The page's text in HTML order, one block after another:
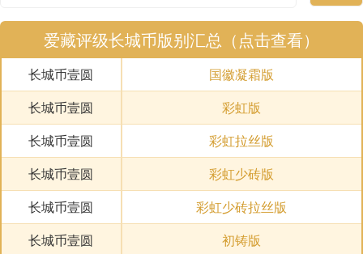
爱藏评级长城币版别汇总（点击查看）
长城币壹圆
国徽凝霜版
长城币壹圆
彩虹版
长城币壹圆
彩虹拉丝版
长城币壹圆
彩虹少砖版
长城币壹圆
彩虹少砖拉丝版
长城币壹圆
初铸版